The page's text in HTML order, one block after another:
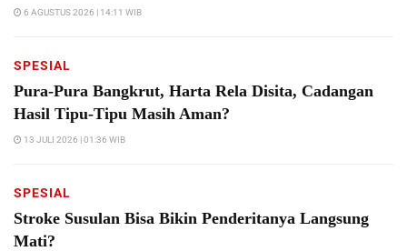
6 AGUSTUS 2026 | 14:11 WIB
SPESIAL
Pura-Pura Bangkrut, Harta Rela Disita, Cadangan
Hasil Tipu-Tipu Masih Aman?
13 JULI 2026 | 01:36 WIB
SPESIAL
Stroke Susulan Bisa Bikin Penderitanya Langsung
Mati?